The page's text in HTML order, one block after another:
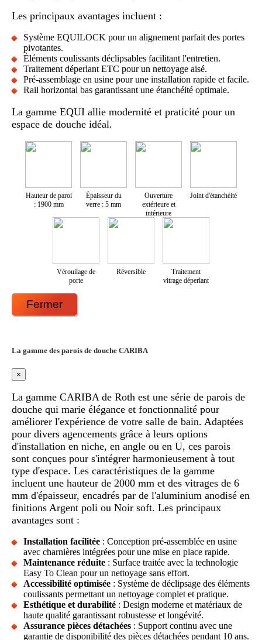
Les principaux avantages incluent :
Système EQUILOCK pour un alignement parfait des portes
pivotantes.
Éléments coulissants déclipsables facilitant l'entretien.
Traitement déperlant ETC pour un nettoyage aisé.
Pré-assemblage en usine pour une installation rapide et facile.
Rail horizontal bas garantissant une étanchéité optimale.
La gamme EQUI allie modernité et praticité pour un
espace de douche idéal.
Hauteur de paroi
: 1900 mm
Épaisseur du
verre : 5 mm
Ouverture
extérieure et
intérieure
Joint d'étanchéité
Vérouilage de
porte
Réversible
Traitement
vitrage déperlant
Fermer
La gamme des parois de douche CARIBA
×
La gamme CARIBA de Roth est une série de parois de
douche qui marie élégance et fonctionnalité pour
améliorer l'expérience de votre salle de bain. Adaptées
pour divers agencements grâce à leurs options
d'installation en niche, en angle ou en U, ces parois
sont conçues pour s'intégrer harmonieusement à tout
type d'espace. Les caractéristiques de la gamme
incluent une hauteur de 2000 mm et des vitrages de 6
mm d'épaisseur, encadrés par de l'aluminium anodisé en
finitions Argent poli ou Noir soft. Les principaux
avantages sont :
Installation facilitée : Conception pré-assemblée en usine
avec charnières intégrées pour une mise en place rapide.
Maintenance réduite : Surface traitée avec la technologie
Easy To Clean pour un nettoyage sans effort.
Accessibilité optimisée : Système de déclipsage des éléments
coulissants permettant un nettoyage complet et pratique.
Esthétique et durabilité : Design moderne et matériaux de
haute qualité garantissant robustesse et longévité.
Assurance pièces détachées : Support continu avec une
garantie de disponibilité des pièces détachées pendant 10 ans.